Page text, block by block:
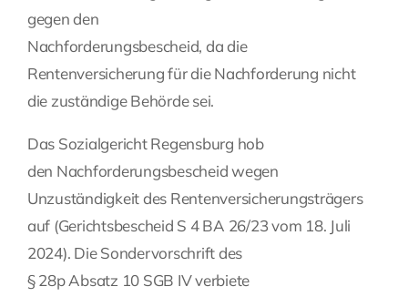
gegen den
Nachforderungsbescheid, da die
Rentenversicherung für die Nachforderung nicht
die zuständige Behörde sei.
Das Sozialgericht Regensburg hob
den Nachforderungsbescheid wegen
Unzuständigkeit des Rentenversicherungsträgers
auf (Gerichtsbescheid S 4 BA 26/23 vom 18. Juli
2024). Die Sondervorschrift des
§ 28p Absatz 10 SGB IV verbiete